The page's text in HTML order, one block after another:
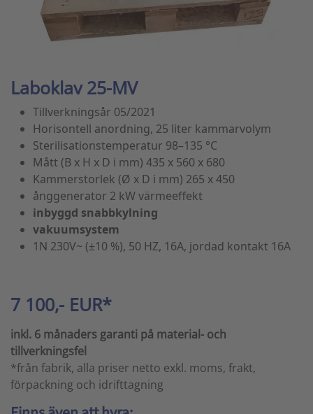
Laboklav 25-MV
Tillverkningsår 05/2021
Horisontell anordning, 25 liter kammarvolym
Sterilisationstemperatur 98–135 °C
Mått (B x H x D i mm) 435 x 560 x 680
Kammerstorlek (Ø x D i mm) 265 x 450
ånggenerator 2 kW värmeeffekt
inbyggd snabbkylning
vakuumsystem
1N 230V~ (±10 %), 50 HZ, 16A, jordad kontakt 16A
7 100,- EUR*
inkl. 6 månaders garanti på material- och
tillverkningsfel
*från fabrik, alla priser netto exkl. moms, frakt,
förpackning och idrifttagning